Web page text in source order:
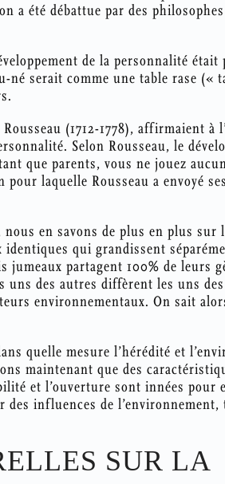
a été débattue par des philosophes
de la personnalité
né serait comme une table rase («
(1712-1778), affirmaient à
Selon Rousseau, le
que parents, vous ne jouez
laquelle Rousseau a envoyé
en savons de plus en plus sur
qui grandissent
partagent 100% de leurs
uns des autres diffèrent les uns
environnementaux. On sait
quelle mesure l’hérédité et
maintenant que des
et l’ouverture sont innées pour
influences de l’environnement,
SUR LA